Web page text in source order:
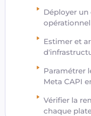
Déployer un
opérationnel
Estimer et
Paramétrer
Meta CAPI
Vérifier la
chaque